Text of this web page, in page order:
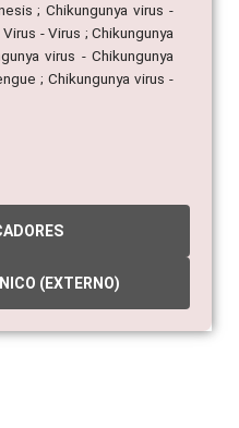
; Chikungunya virus -
- Virus ; Chikungunya
virus - Chikungunya
; Chikungunya virus -
(EXTERNO)